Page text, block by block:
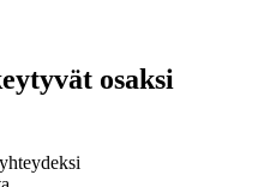
osaksi